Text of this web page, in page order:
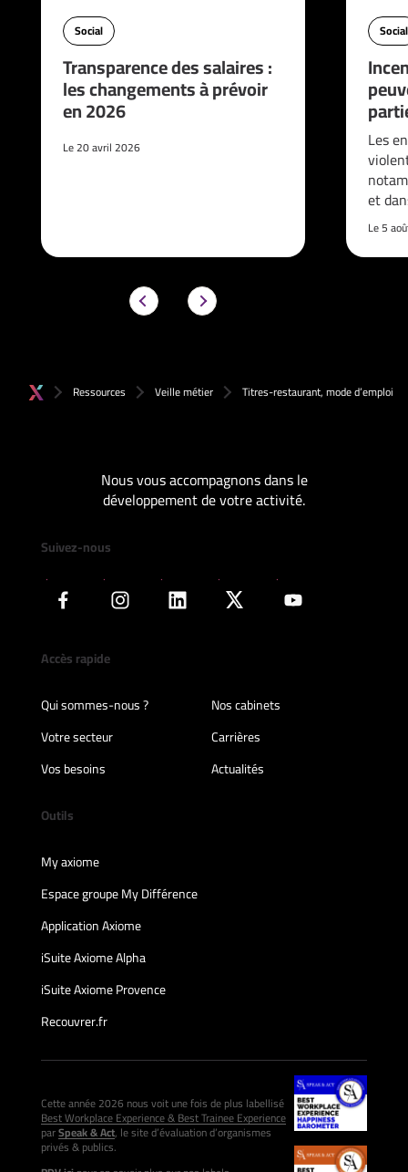
Social
Transparence des salaires :
les changements à prévoir
en 2026
Le 20 avril 2026
Social
Les
et
Le 5
Ressources Veille métier Titres-restaurant, mode d’emploi
Nous vous accompagnons dans le
développement de votre activité.
Suivez-nous
Accès rapide
Qui sommes-nous ?
Nos cabinets
Votre secteur
Carrières
Vos besoins
Actualités
Outils
My axiome
Espace groupe My Différence
Application Axiome
iSuite Axiome Alpha
iSuite Axiome Provence
Recouvrer.fr
Cette année 2026 nous voit une fois de plus labellisé
Best Workplace Experience & Best Trainee Experience
parSpeak & Act, le site d’évaluation d’organismes
privés & publics.